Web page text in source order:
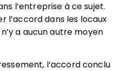
l’entreprise à ce sujet.
l’accord dans les locaux
a aucun autre moyen
l’accord conclu